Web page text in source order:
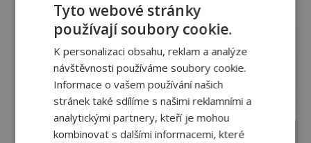
reklama
Tyto webové stránky
používají soubory cookie.
K personalizaci obsahu, reklam a analýze
návštěvnosti používáme soubory cookie.
Informace o vašem používání našich
stránek také sdílíme s našimi reklamními a
analytickými partnery, kteří je mohou
kombinovat s dalšími informacemi, které